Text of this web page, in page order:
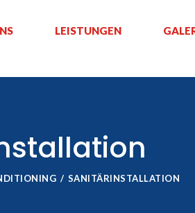
LEISTUNGEN
SANITÄRINSTALLATION